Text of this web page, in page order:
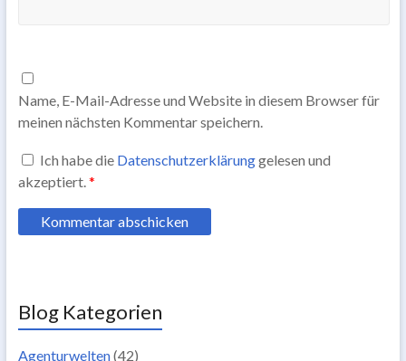
Name, E-Mail-Adresse und Website in diesem Browser für
meinen nächsten Kommentar speichern.
Ich habe die Datenschutzerklärunggelesen und
akzeptiert. *
Blog Kategorien
Agenturwelten(42)